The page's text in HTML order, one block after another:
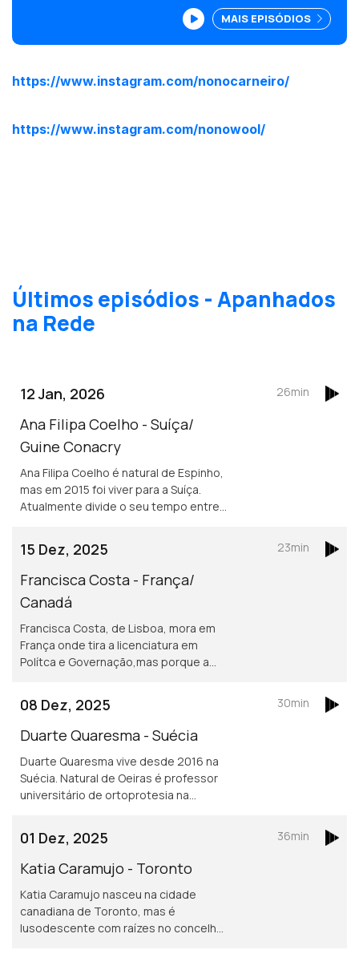
MAIS EPISÓDIOS
https://www.instagram.com/nonocarneiro/
https://www.instagram.com/nonowool/
Últimos episódios - Apanhados
na Rede
12 Jan, 2026
Ana Filipa Coelho - Suíça/
Guine Conacry
Ana Filipa Coelho é natural de Espinho,
mas em 2015 foi viver para a Suíça.
Atualmente divide o seu tempo entre
humanitária Misty Ships.
26min
15 Dez, 2025
Francisca Costa - França/
Canadá
Francisca Costa, de Lisboa, mora em
França onde tira a licenciatura em
Polítca e Governação,mas porque a
Asilo e migração são áreas de
investigação
23min
08 Dez, 2025
Duarte Quaresma - Suécia
Duarte Quaresma vive desde 2016 na
Suécia. Natural de Oeiras é professor
universitário de ortoprotesia na
dispositivos para mover cotovelos e
mãos em pessoas que tenham sofrido
um AVC.
30min
01 Dez, 2025
Katia Caramujo - Toronto
Katia Caramujo nasceu na cidade
canadiana de Toronto, mas é
lusodescente com raízes no concelho
36min